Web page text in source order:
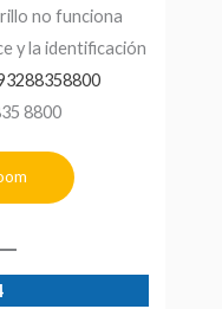
no funciona
y la identificación
8800